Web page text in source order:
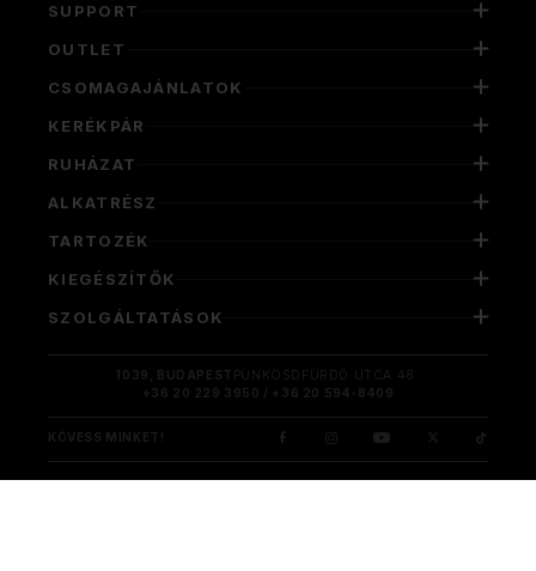
SUPPORT
OUTLET
CSOMAGAJÁNLATOK
KERÉKPÁR
RUHÁZAT
ALKATRÉSZ
TARTOZÉK
KIEGÉSZÍTŐK
SZOLGÁLTATÁSOK
1039, BUDAPEST PÜNKÖSDFÜRDŐ UTCA 48.
+36 20 229 3950 / +36 20 594-8409
KÖVESS MINKET!